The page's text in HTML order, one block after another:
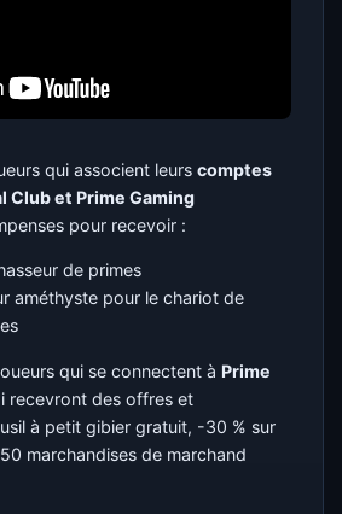
qui associent leurscomptes
Club et Prime Gaming
pour recevoir :
de primes
améthyste pour le chariot de
qui se connectent à Prime
recevront des offres et
à petit gibier gratuit, -30 % sur
marchandises de marchand